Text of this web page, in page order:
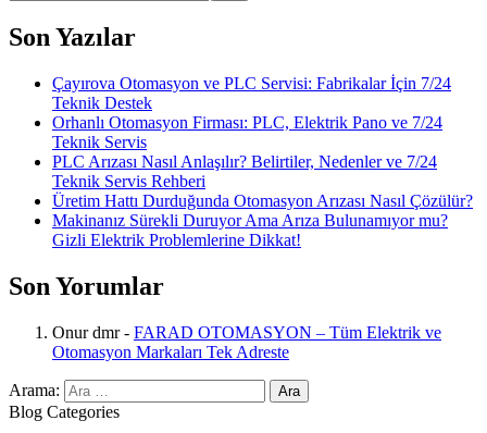
Son Yazılar
Çayırova Otomasyon ve PLC Servisi: Fabrikalar İçin 7/24
Teknik Destek
Orhanlı Otomasyon Firması: PLC, Elektrik Pano ve 7/24
Teknik Servis
PLC Arızası Nasıl Anlaşılır? Belirtiler, Nedenler ve 7/24
Teknik Servis Rehberi
Üretim Hattı Durduğunda Otomasyon Arızası Nasıl Çözülür?
Makinanız Sürekli Duruyor Ama Arıza Bulunamıyor mu?
Gizli Elektrik Problemlerine Dikkat!
Son Yorumlar
Onur dmr- FARAD OTOMASYON – Tüm Elektrik ve
Otomasyon Markaları Tek Adreste
Arama:
Blog Categories